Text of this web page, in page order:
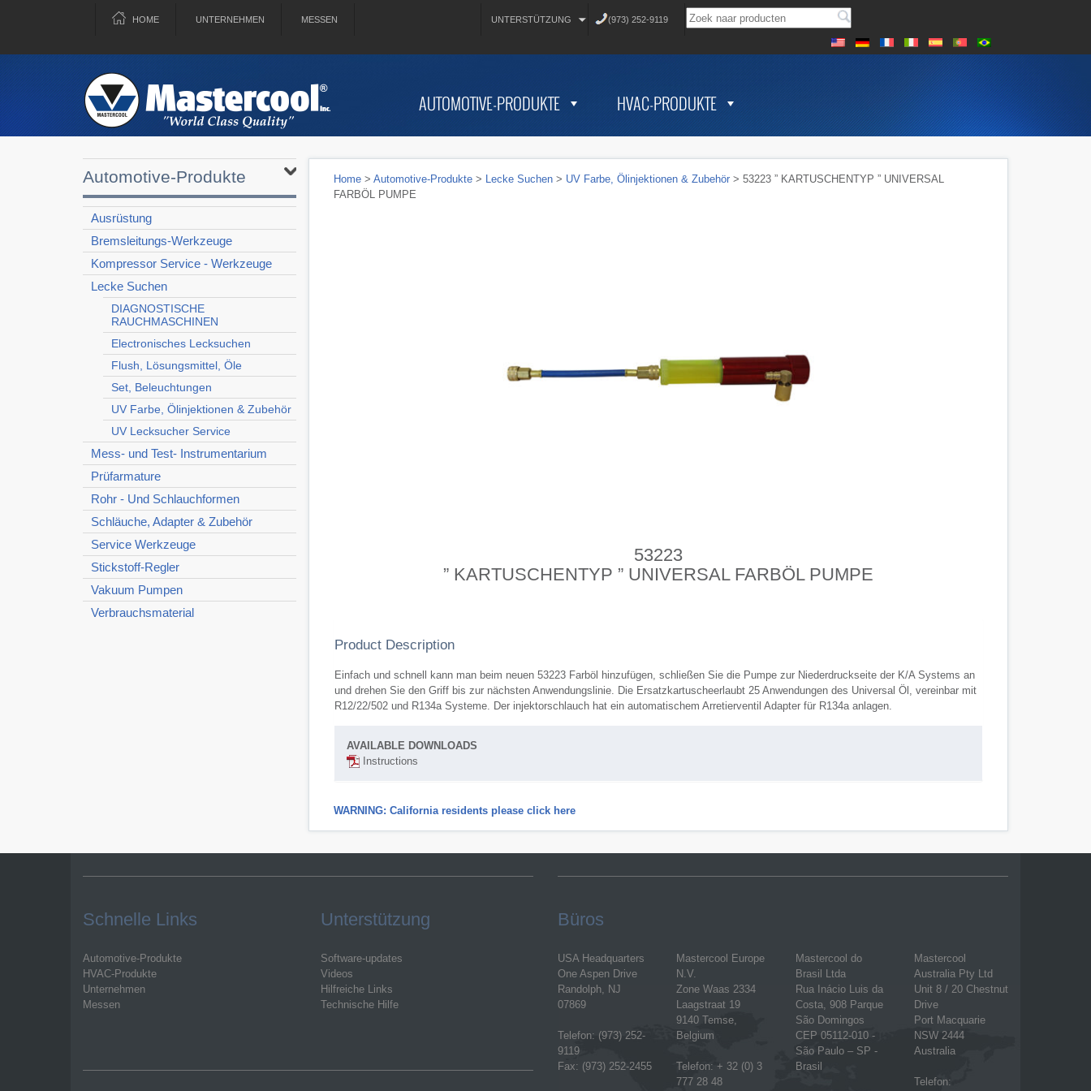
HOME UNTERNEHMEN MESSEN UNTERSTÜTZUNG (973) 252-9119
AUTOMOTIVE-PRODUKTE HVAC-PRODUKTE
Automotive-Produkte
Ausrüstung
Bremsleitungs-Werkzeuge
Kompressor Service - Werkzeuge
Lecke Suchen
DIAGNOSTISCHE
RAUCHMASCHINEN
Electronisches Lecksuchen
Flush, Lösungsmittel, Öle
Set, Beleuchtungen
UV Farbe, Ölinjektionen & Zubehör
UV Lecksucher Service
Mess- und Test- Instrumentarium
Prüfarmature
Rohr - Und Schlauchformen
Schläuche, Adapter & Zubehör
Service Werkzeuge
Stickstoff-Regler
Vakuum Pumpen
Verbrauchsmaterial
Home> Automotive-Produkte> Lecke Suchen> UV Farbe, Ölinjektionen & Zubehör> 53223 ” KARTUSCHENTYP ” UNIVERSAL
FARBÖL PUMPE
53223
” KARTUSCHENTYP ” UNIVERSAL FARBÖL PUMPE
Product Description
Einfach und schnell kann man beim neuen 53223 Farböl hinzufügen, schließen Sie die Pumpe zur Niederdruckseite der K/A Systems an
und drehen Sie den Griff bis zur nächsten Anwendungslinie. Die Ersatzkartuscheerlaubt 25 Anwendungen des Universal Öl, vereinbar mit
R12/22/502 und R134a Systeme. Der injektorschlauch hat ein automatischem Arretierventil Adapter für R134a anlagen.
AVAILABLE DOWNLOADS
Instructions
WARNING: California residents please click here
Schnelle Links
Automotive-Produkte
HVAC-Produkte
Unternehmen
Messen
Unterstützung
Software-updates
Videos
Hilfreiche Links
Technische Hilfe
Büros
USA Headquarters
One Aspen Drive
Randolph, NJ
07869
Telefon: (973) 252-
9119
Fax: (973) 252-2455
Mastercool Europe
N.V.
Zone Waas 2334
Laagstraat 19
9140 Temse,
Belgium
Telefon: + 32 (0) 3
777 28 48
Mastercool do
Brasil Ltda
Rua Inácio Luis da
Costa, 908 Parque
São Domingos
CEP 05112-010 -
São Paulo – SP -
Brasil
Mastercool
Australia Pty Ltd
Unit 8 / 20 Chestnut
Drive
Port Macquarie
NSW 2444
Australia
Telefon: